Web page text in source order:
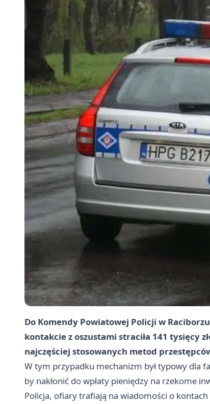
Do Komendy Powiatowej Policji w Raciborzu
kontakcie z oszustami straciła 141 tysięcy
najczęściej stosowanych metod
W tym przypadku mechanizm był typowy dla
by nakłonić do wpłaty pieniędzy na rzekome
Policja, ofiary trafiają na wiadomości o